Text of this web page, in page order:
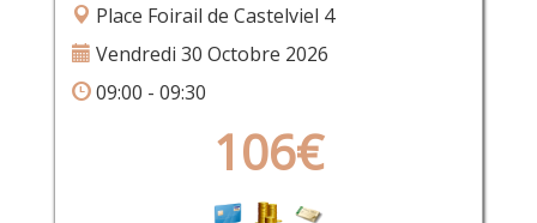
Place Foirail de Castelviel 4
Vendredi 30 Octobre 2026
09:00 - 09:30
106€